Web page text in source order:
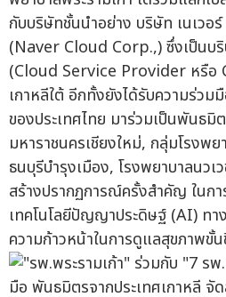
กับบริษัทชั้นนำอย่าง บริษัท เนเวอ
(Naver Cloud Corp.,) ซึ่งเป็นบ
(Cloud Service Provider หรือ
เกาหลีใต้ อีกทั้งยังได้รับความร่วม
ของประเทศไทย มาร่วมเป็นพันธมิ
มหาราชนครเชียงใหม่, กลุ่มโรงพ
ธนบุรีบำรุงเมือง, โรงพยาบาลนว
สร้างปรากฏการณ์ครั้งสำคัญ ในก
เทคโนโลยีปัญญาประดิษฐ์ (AI) ท
ความก้าวหน้าในการดูแลสุขภาพขั้